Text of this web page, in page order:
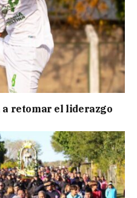
a retomar el liderazgo